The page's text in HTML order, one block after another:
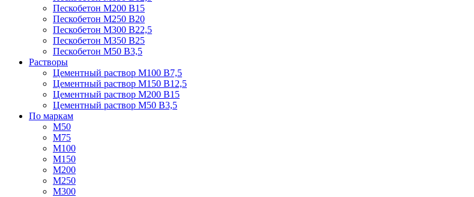
Пескобетон М200 В15
Пескобетон М250 В20
Пескобетон М300 В22,5
Пескобетон М350 В25
Пескобетон М50 В3,5
Растворы
Цементный раствор М100 В7,5
Цементный раствор М150 В12,5
Цементный раствор М200 В15
Цементный раствор М50 В3,5
По маркам
М50
М75
М100
М150
М200
М250
М300